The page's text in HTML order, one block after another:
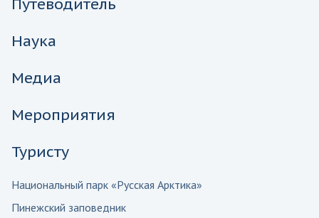
Наука
Медиа
Мероприятия
Туристу
Национальный парк «Русская Арктика»
Пинежский заповедник